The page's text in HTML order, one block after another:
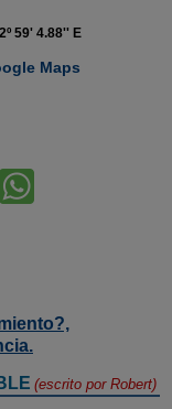
59' 4.88'' E
Maps
(escrito por Robert)